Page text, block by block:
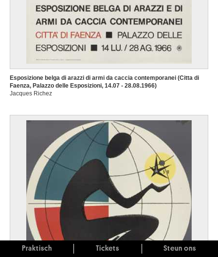
Esposizione belga di arazzi di armi da caccia contemporanei (Citta di
Faenza, Palazzo delle Esposizioni, 14.07 - 28.08.1966)
Jacques Richez
Praktisch Tickets Steun ons